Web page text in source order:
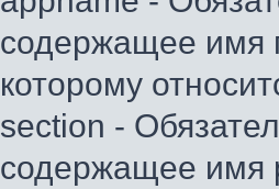
содержащее имя
которому
section -
содержащее имя